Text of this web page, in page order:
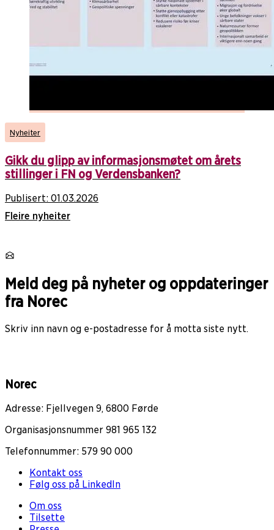
Nyheiter
Gikk du glipp av informasjonsmøtet om årets
stillinger i FN og Verdensbanken?
Publisert: 01.03.2026
Fleire nyheiter
Meld deg på nyheter og oppdateringer
fra Norec
Skriv inn navn og e-postadresse for å motta siste nytt.
Norec
Adresse: Fjellvegen 9, 6800 Førde
Organisasjonsnummer 981 965 132
Telefonnummer: 579 90 000
Kontakt oss
Følg oss på LinkedIn
Om oss
Tilsette